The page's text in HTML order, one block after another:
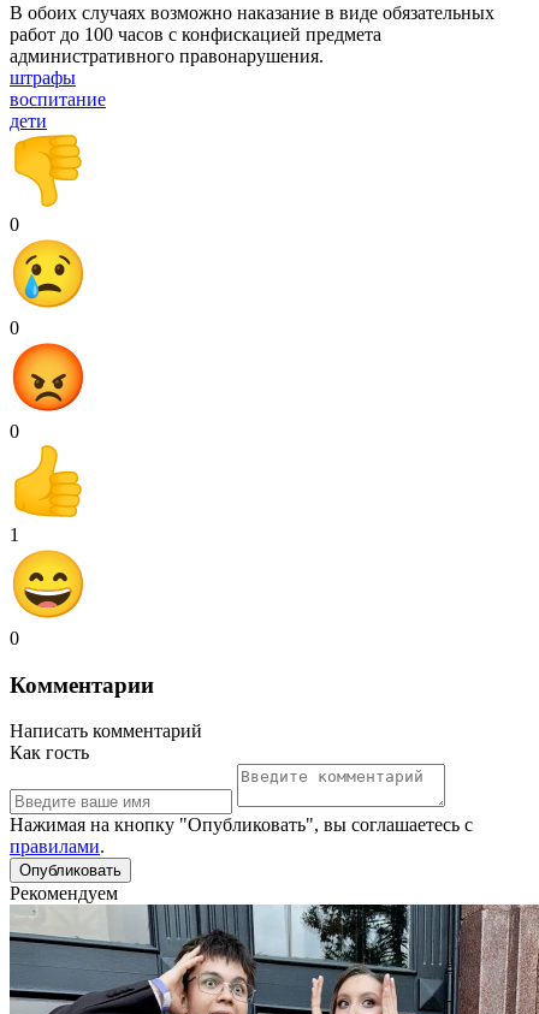
В обоих случаях возможно наказание в виде обязательных
работ до 100 часов с конфискацией предмета
административного правонарушения.
штрафы
воспитание
дети
0
0
0
1
0
Комментарии
Написать комментарий
Как гость
Нажимая на кнопку "Опубликовать", вы соглашаетесь с
правилами.
Рекомендуем